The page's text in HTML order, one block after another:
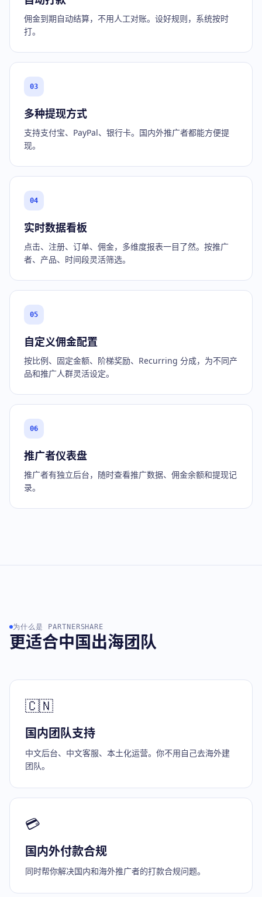
佣金到期自动结算，不用人工对账。设好规则，系统按时
打。
03
多种提现方式
支持支付宝、PayPal、银行卡。国内外推广者都能方便提
现。
04
实时数据看板
点击、注册、订单、佣金，多维度报表一目了然。按推广
者、产品、时间段灵活筛选。
05
自定义佣金配置
按比例、固定金额、阶梯奖励、Recurring 分成，为不同产
品和推广人群灵活设定。
06
推广者仪表盘
推广者有独立后台，随时查看推广数据、佣金余额和提现记
录。
为什么是 PARTNERSHARE
更适合中国出海团队
🇨🇳
国内团队支持
中文后台、中文客服、本土化运营。你不用自己去海外建
团队。
💳
国内外付款合规
同时帮你解决国内和海外推广者的打款合规问题。